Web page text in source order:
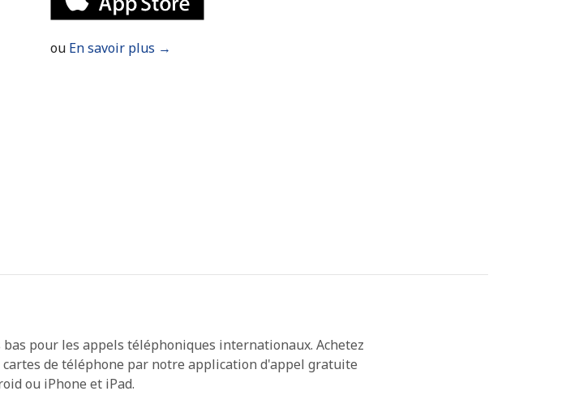
Rappel du mot de passe →
ou En savoir plus →
pour les appels téléphoniques internationaux. Achetez
de téléphone par notre application d'appel gratuite
ou iPhone et iPad.